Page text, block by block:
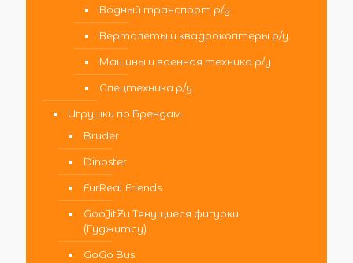
Водный транспорт р/у
Вертолеты и квадрокоптеры р/у
Машины и военная техника р/у
Спецтехника р/у
Игрушки по Брендам
Bruder
Dinoster
FurReal Friends
GooJitZu Тянущиеся фигурки
(Гуджитсу)
GoGo Bus